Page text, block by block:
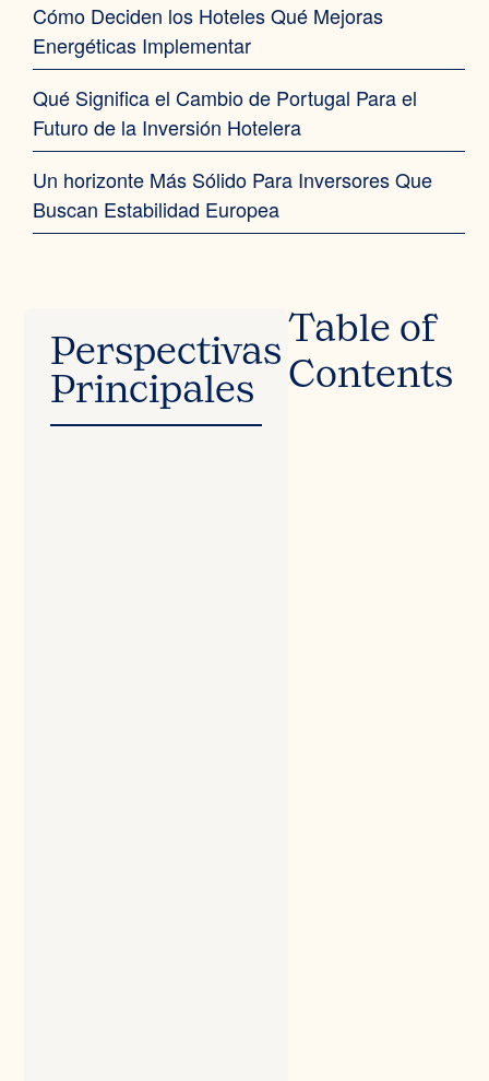
Cómo Deciden los Hoteles Qué Mejoras
Energéticas Implementar
Qué Significa el Cambio de Portugal Para el
Futuro de la Inversión Hotelera
Un horizonte Más Sólido Para Inversores Que
Buscan Estabilidad Europea
Perspectivas
Principales
Table of
Contents